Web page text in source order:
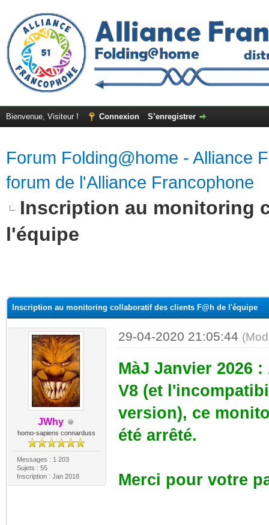
Bienvenue, Visiteur ! Connexion S’enregistrer
Forum Folding@home - Alliance
forum de l'Alliance Francophone
Inscription au monitoring
l'équipe
Inscription au monitoring collaboratif des clients F@h de l'équipe
JWhy
homo-sapiens connarduss
Messages : 1 203
Sujets : 55
Inscription : Jan 2018
29-04-2020 21:05:44
MàJ Janvier 2026 :
V8 (et
version), ce
été arrêté.
Merci pour votre